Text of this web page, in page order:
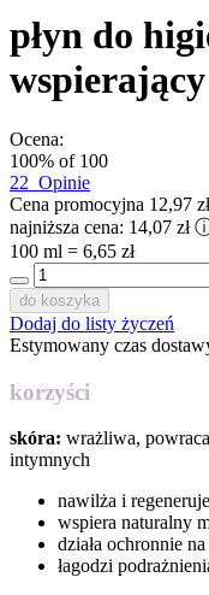
płyn do
Ocena:
100% of 100
22 Opinie
Cena promocyjna 12,97 zł
najniższa cena: 14,07 zł
100 ml = 6,65 zł
do koszyka
Dodaj do listy życzeń
Estymowany czas
korzyści
skóra: wrażliwa,
intymnych
nawilża i regeneruje
wspiera naturalny
działa ochronnie
łagodzi